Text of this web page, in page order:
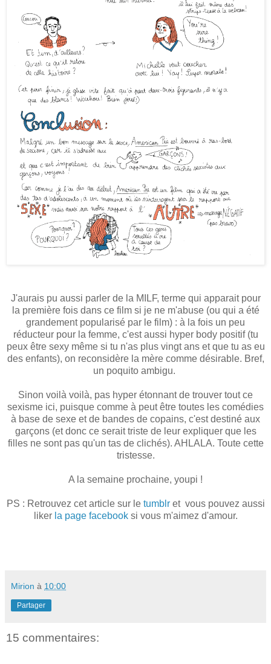
J'aurais pu aussi parler de la MILF, terme qui apparait pour
la première fois dans ce film si je ne m'abuse (ou qui a été
grandement popularisé par le film) : à la fois un peu
réducteur pour la femme, c'est aussi hyper body positif (tu
peux être sexy même si tu n'as plus vingt ans et que tu as eu
des enfants), on reconsidère la mère comme désirable. Bref,
un poquito ambigu.
Sinon voilà voilà, pas hyper étonnant de trouver tout ce
sexisme ici, puisque comme à peut être toutes les comédies
à base de sexe et de bandes de copains, c'est destiné aux
garçons (et donc ce serait triste de leur expliquer que les
filles ne sont pas qu'un tas de clichés). AHLALA. Toute cette
tristesse.
A la semaine prochaine, youpi !
PS : Retrouvez cet article sur le tumblret vous pouvez aussi
liker la page facebooksi vous m'aimez d'amour.
Mirion à 10:00
Partager
15 commentaires: